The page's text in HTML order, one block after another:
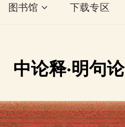
图书馆 下载专区
中论释·明句论